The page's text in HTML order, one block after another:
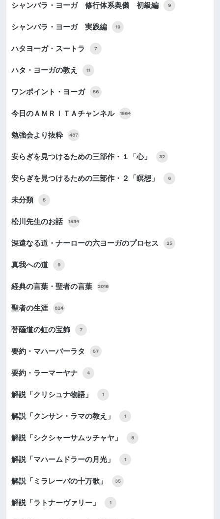
シャンバラ・ヨーガ 修行体系奥儀 初級編 9
シャンバラ・ヨーガ 実践編 19
ハタヨーガ・スートラ 7
ハタ・ヨーガの教え 11
ワンポイント・ヨーガ 56
今日のＡＭＲＩＴＡチャンネル 1564
勉強会より抜粋 487
安らぎを見つけるための三部作・１「心」 32
安らぎを見つけるための三部作・２「瞑想」 6
未分類 5
松川先生のお話 1534
深遠なる道・ナーローの六ヨーガのプロセス 25
真我への道 9
経典の言葉・聖者の言葉 2016
聖者の生涯 824
菩薩道の虹の宝飾 7
要約・マハーバーラタ 57
要約・ラーマーヤナ 4
解説「クリシュナ物語」 1
解説「クンサン・ラマの教え」 1
解説「シクシャーサムッチャヤ」 8
解説「マハームドラーの月光」 1
解説「ミラレーパの十万歌」 35
解説「ラトナーヴァリー」 1